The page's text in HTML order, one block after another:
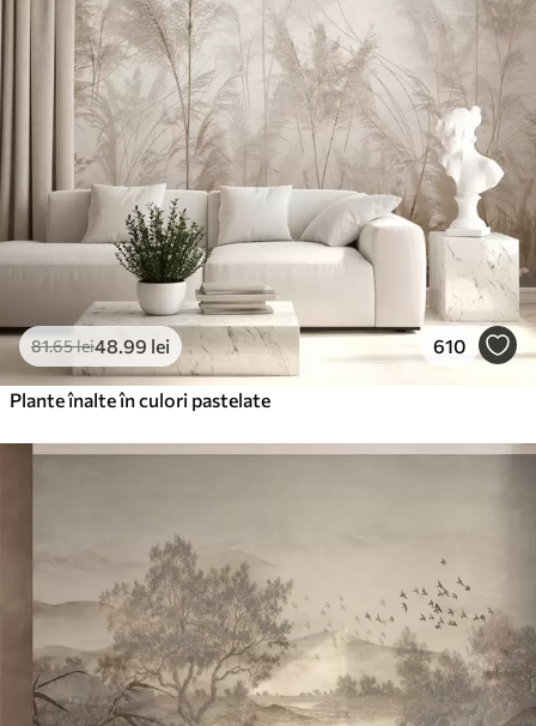
81.65lei48 .99 lei 610
Plante înalte în culori pastelate